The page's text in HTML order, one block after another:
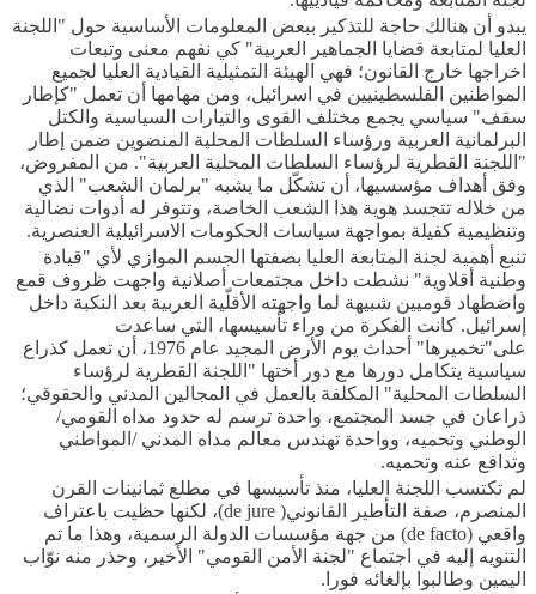
يبدو أن هنالك حاجة للتذكير ببعض المعلومات الأساسية حول "اللجنة
العليا لمتابعة قضايا الجماهير العربية" كي نفهم معنى وتبعات
اخراجها خارج القانون؛ فهي الهيئة التمثيلية القيادية العليا لجميع
المواطنين الفلسطينيين في اسرائيل، ومن مهامها أن تعمل "كإطار
سقف" سياسي يجمع مختلف القوى والتيارات السياسية والكتل
البرلمانية العربية ورؤساء السلطات المحلية المنضوين ضمن إطار
"اللجنة القطرية لرؤساء السلطات المحلية العربية". من المفروض،
وفق أهداف مؤسسيها، أن تشكّل ما يشبه "برلمان الشعب" الذي
من خلاله تتجسد هوية هذا الشعب الخاصة، وتتوفر له أدوات نضالية
وتنظيمية كفيلة بمواجهة سياسات الحكومات الاسرائيلية العنصرية.
تنبع أهمية لجنة المتابعة العليا بصفتها الجسم الموازي لأي "قيادة
وطنية أقلاوية" نشطت داخل مجتمعات أصلانية واجهت ظروف قمع
واضطهاد قوميين شبيهة لما واجهته الأقلّية العربية بعد النكبة داخل
إسرائيل. كانت الفكرة من وراء تأسيسها، التي ساعدت
على"تخميرها" أحداث يوم الأرض المجيد عام 1976، أن تعمل كذراع
سياسية يتكامل دورها مع دور أختها "اللجنة القطرية لرؤساء
السلطات المحلية" المكلفة بالعمل في المجالين المدني والحقوقي؛
ذراعان في جسد المجتمع، واحدة ترسم له حدود مداه القومي/
الوطني وتحميه، وواحدة تهندس معالم مداه المدني /المواطني
وتدافع عنه وتحميه.
لم تكتسب اللجنة العليا، منذ تأسيسها في مطلع ثمانينات القرن
المنصرم، صفة التأطير القانوني( de jure)، لكنها حظيت باعتراف
واقعي (de facto) من جهة مؤسسات الدولة الرسمية، وهذا ما تم
التنويه إليه في اجتماع "لجنة الأمن القومي" الأخير، وحذر منه نوّاب
اليمين وطالبوا بإلغائه فورا.